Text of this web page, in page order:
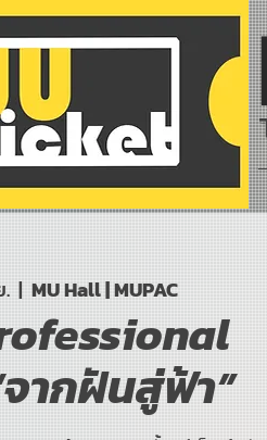
  |
MU Hall | MUPAC
ากฝันสู่ฟ้า”